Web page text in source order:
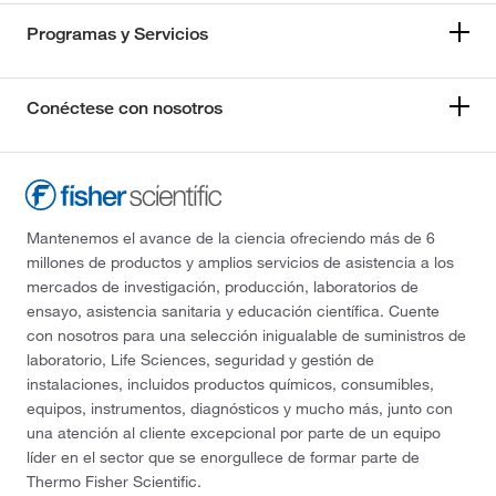
Programas y Servicios
Conéctese con nosotros
Mantenemos el avance de la ciencia ofreciendo más de 6
millones de productos y amplios servicios de asistencia a los
mercados de investigación, producción, laboratorios de
ensayo, asistencia sanitaria y educación científica. Cuente
con nosotros para una selección inigualable de suministros de
laboratorio, Life Sciences, seguridad y gestión de
instalaciones, incluidos productos químicos, consumibles,
equipos, instrumentos, diagnósticos y mucho más, junto con
una atención al cliente excepcional por parte de un equipo
líder en el sector que se enorgullece de formar parte de
Thermo Fisher Scientific.